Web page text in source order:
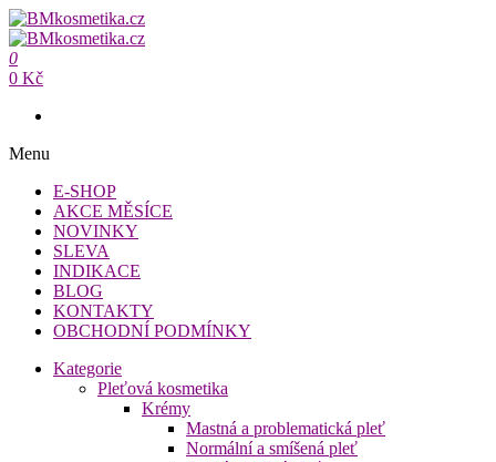
Přeskočit
na
obsah
BMkosmetika.cz
BMkosmetika.cz
0
0 Kč
Menu
E-SHOP
AKCE MĚSÍCE
NOVINKY
SLEVA
INDIKACE
BLOG
KONTAKTY
OBCHODNÍ PODMÍNKY
Kategorie
Pleťová kosmetika
Krémy
Mastná a problematická pleť
Normální a smíšená pleť